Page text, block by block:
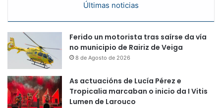
Últimas noticias
Ferido un motorista tras saírse da vía
no municipio de Rairiz de Veiga
8 de Agosto de 2026
As actuacións de Lucía Pérez e
Tropicalia marcaban o inicio da I Vitis
Lumen de Larouco